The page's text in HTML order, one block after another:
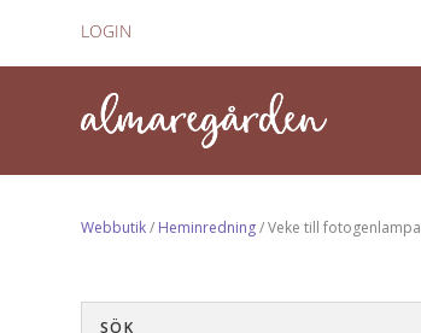
LOGIN
Webbutik/ Heminredning/ Veke till fotogenlampa